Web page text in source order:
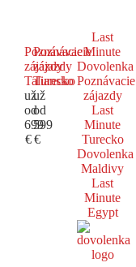
Poznávacie
zájazdy
Taliansko
už
od
699
€
Poznávacie
zájazdy
Turecko
už
od
599
€
Last
Minute
Dovolenka
Poznávacie
zájazdy
Last
Minute
Turecko
Dovolenka
Maldivy
Last
Minute
Egypt